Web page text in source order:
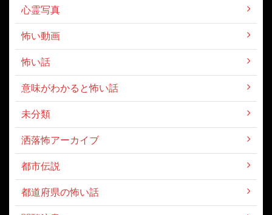
心霊写真
怖い動画
怖い話
意味がわかると怖い話
未分類
洒落怖アーカイブ
都市伝説
都道府県の怖い話